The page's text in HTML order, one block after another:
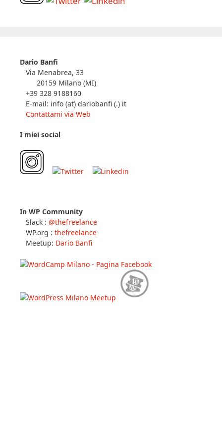
Dario Banfi
Via Menabrea, 33
20159 Milano (MI)
+39 328 9188160
E-mail: info (at) dariobanfi (.) it
Contattami via Web
I miei social
In WP Community
Slack : @thefreelance
WP.org : thefreelance
Meetup: Dario Banfi